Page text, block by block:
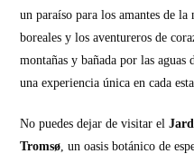
un paraíso para los amantes de la
boreales y los aventureros de
montañas y bañada por las aguas
una experiencia única en cada
No puedes dejar de visitar el
Tromsø, un oasis botánico de